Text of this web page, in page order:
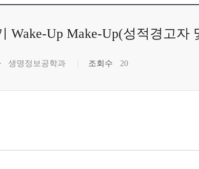
Wake-Up Make-Up(성적경고
생명정보공학과 조회수 20